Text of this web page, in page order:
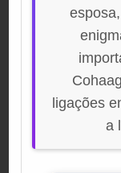
ligações
a